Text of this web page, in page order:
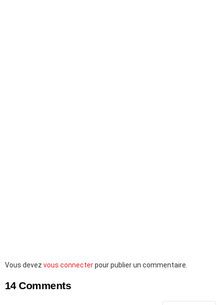
Laisser
commentaire
Vous devez vous connecterpour publier un commentaire.
14 Comments